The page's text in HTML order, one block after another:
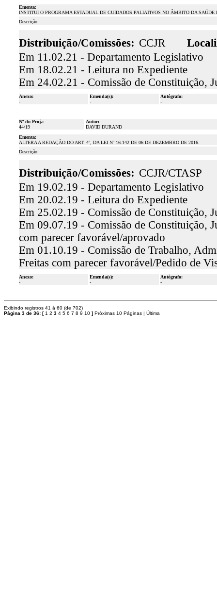
Ementa:
INSTITUI O PROGRAMA ESTADUAL DE CUIDADOS PALIATIVOS NO ÂMBITO DA
Descrição:
Distribuição/Comissões: CCJR
Em 11.02.21 - Departamento Legislativo
Em 18.02.21 - Leitura no Expediente
Em 24.02.21 - Comissão de Constituição,
Anexo:
-
Emenda(s):
-
Autógrafo:
-
Nº do Proj.:
44/19
Autor:
DAVID DURAND
Ementa:
ALTERA A REDAÇÃO DO ART. 4º, DA LEI Nº 16.142 DE 06 DE DEZEMBRO DE 2016.
Descrição:
Distribuição/Comissões: CCJR/CTASP
Em 19.02.19 - Departamento Legislativo
Em 20.02.19 - Leitura do Expediente
Em 25.02.19 - Comissão de Constituição,
Em 09.07.19 - Comissão de Constituição,
com parecer favorável/aprovado
Em 01.10.19 - Comissão de Trabalho,
Freitas com parecer favorável/Pedido de
Anexo:
-
Emenda(s):
-
Autógrafo:
-
Exibindo registros 41 á 60 (de 702)
Página 3 de 36: [ 1 2 3 4 5 6 7 8 9 10 ] Próximas 10 Páginas | Última